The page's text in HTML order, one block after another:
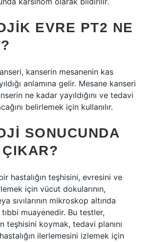
EVRE PT2 NE
kanserin mesanenin kas
anlamına gelir. Mesane kanseri
ne kadar yayıldığını ve tedavi
belirlemek için kullanılır.
SONUCUNDA
hastalığın teşhisini, evresini ve
için vücut dokularının,
sıvılarının mikroskop altında
muayenedir. Bu testler,
teşhisini koymak, tedavi planını
ilerlemesini izlemek için